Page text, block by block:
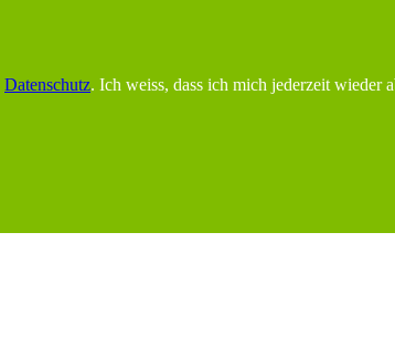
Datenschutz. Ich weiss, dass ich mich jederzeit wieder